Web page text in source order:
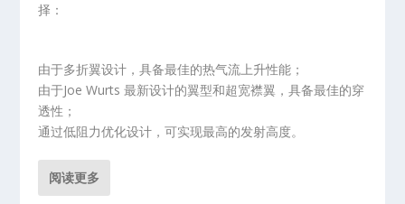
择：
由于多折翼设计，具备最佳的热气流上升性能；
由于Joe Wurts 最新设计的翼型和超宽襟翼，具备最佳的穿
透性；
通过低阻力优化设计，可实现最高的发射高度。
阅读更多